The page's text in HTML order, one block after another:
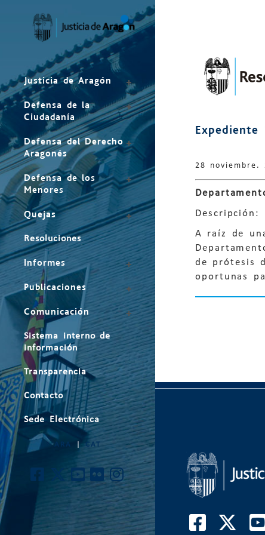
Justicia de Aragón
Defensa de la
Ciudadanía
Defensa del Derecho
Aragonés
Defensa de los
Menores
Quejas
Resoluciones
Informes
Publicaciones
Comunicación
Sistema interno de
información
Transparencia
Contacto
Sede Electrónica
ARA |CAT
Expediente
28 noviembre.
Descripción:
A raíz de
de prótesis
oportunas